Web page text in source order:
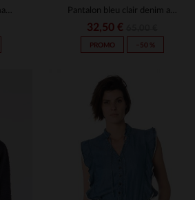
Marinière femme bleu marine et blanc kaporal
Pantalon bleu clair denim avec ceinture
32,50 €
PROMO −50 %